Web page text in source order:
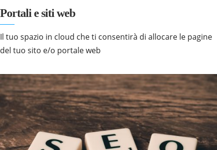
Portali e siti web
Il tuo spazio in cloud che ti consentirà di allocare le pagine
del tuo sito e/o portale web